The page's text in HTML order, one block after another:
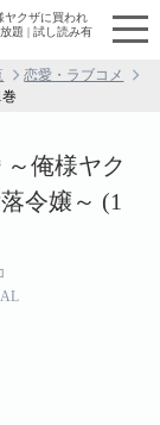
ヤクザに買われ
題 | 試し読み有
恋愛・ラブコメ
巻
俺様ヤク
令嬢～ (1